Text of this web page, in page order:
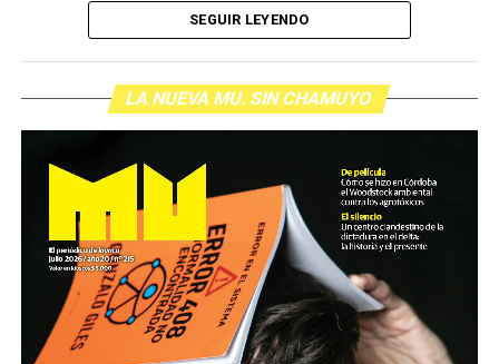
SEGUIR LEYENDO
LA NUEVA MU. SIN CHAMUYO